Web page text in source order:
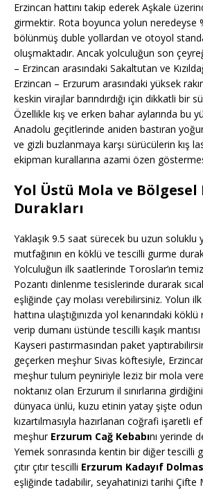
Erzincan hattını takip ederek Aşkale
girmektir. Rota boyunca yolun neredeyse
bölünmüş duble yollardan ve otoyol
oluşmaktadır. Ancak yolculuğun son
– Erzincan arasındaki Sakaltutan ve
Erzincan – Erzurum arasındaki yüksek
keskin virajlar barındırdığı için dikkatli bir
Özellikle kış ve erken bahar aylarında bu
Anadolu geçitlerinde aniden bastıran
ve gizli buzlanmaya karşı sürücülerin kış
ekipman kurallarına azami özen
Yol Üstü Mola ve Bölgesel
Durakları
Yaklaşık 9.5 saat sürecek bu uzun soluklu
mutfağının en köklü ve tescilli gurme
Yolculuğun ilk saatlerinde Toroslar’ın
Pozantı dinlenme tesislerinde durarak
eşliğinde çay molası verebilirsiniz. Yolun ilk
hattına ulaştığınızda yol kenarındaki
verip dumanı üstünde tescilli kaşık
Kayseri pastırmasından paket
geçerken meşhur Sivas köftesiyle,
meşhur tulum peyniriyle leziz bir mola
noktanız olan Erzurum il sınırlarına
dünyaca ünlü, kuzu etinin yatay şişte
kızartılmasıyla hazırlanan coğrafi işaretli
meşhur Erzurum Cağ Kebabını yerinde
Yemek sonrasında kentin bir diğer tescilli
çıtır çıtır tescilli Erzurum Kadayıf
eşliğinde tadabilir, seyahatinizi tarihi Çifte